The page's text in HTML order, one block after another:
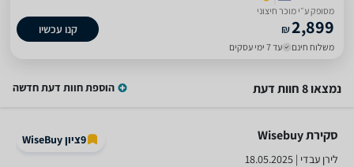
מסופק ע״י מוכר חיצוני
₪2,899
משלוח חינם עד 7 ימי עסקים
קנו עכשיו
נמצאו 8 חוות דעת הוספת חוות דעת חדשה
סקירת Wisebuy ‏
לירן עבדי | 18.05.2025
9ציון WiseBuy